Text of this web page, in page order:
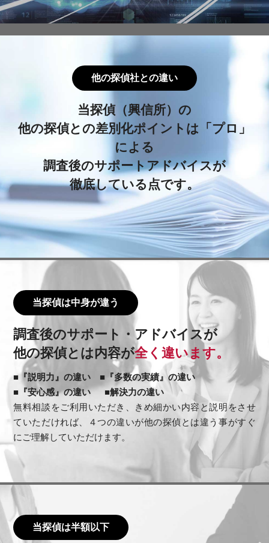
他の探偵社との違い
当探偵（興信所）の
他の探偵との差別化ポイントは「プロ」
による
調査後のサポートアドバイスが
徹底している点です。
当探偵は中身が違う
調査後のサポート・アドバイスが
他の探偵とは内容が全く違います。
■『説明力』の違い ■『多数の実績』の違い
■『安心感』の違い ■解決力の違い
無料相談をご利用いただき、きめ細かい内容と説明をさせ
ていただければ、４つの違いが他の探偵とは違う事がすぐ
にご理解していただけます。
当探偵は半額以下